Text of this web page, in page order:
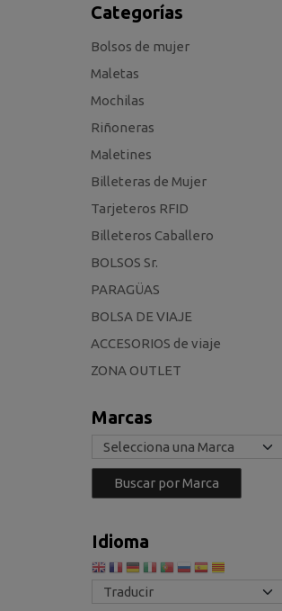
Categorías
Bolsos de mujer
Maletas
Mochilas
Riñoneras
Maletines
Billeteras de Mujer
Tarjeteros RFID
Billeteros Caballero
BOLSOS Sr.
PARAGÜAS
BOLSA DE VIAJE
ACCESORIOS de viaje
ZONA OUTLET
Marcas
Idioma